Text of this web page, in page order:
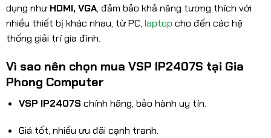
dụng nhưHDMI, VGA, đảm bảo khả năng tương thích với
nhiều thiết bị khác nhau, từ PC, laptop cho đến các hệ
thống giải trí gia đình.
Vì sao nên chọn mua VSP IP2407S tại Gia
Phong Computer
VSP IP2407S chính hãng, bảo hành uy tín.
Giá tốt, nhiều ưu đãi cạnh tranh.